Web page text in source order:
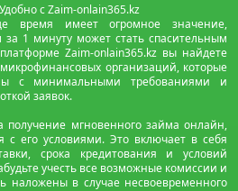
с Zaim-onlain365.kz
время имеет огромное значение,
за 1 минуту может стать спасительным
Zaim-onlain365.kz вы найдете
организаций, которые
с минимальными требованиями и
заявок.
получение мгновенного займа онлайн,
с его условиями. Это включает в себя
срока кредитования и условий
учесть все возможные комиссии и
наложены в случае несвоевременного